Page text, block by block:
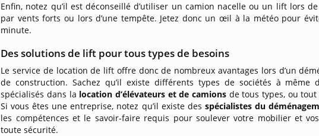
Enfin, notez qu’il est déconseillé d’utiliser un camion nacelle ou un lift lors
par vents forts ou lors d’une tempête. Jetez donc un œil à la météo pour
minute.
Des solutions de lift pour tous types de besoins
Le service de location de lift offre donc de nombreux avantages lors d’un
de construction. Sachez qu’il existe différents types de sociétés à même
spécialisés dans la location d’élévateurs et de camionsde tous types, ou
Si vous êtes une entreprise, notez qu’il existe des spécialistes du
les compétences et le savoir-faire requis pour soulever votre mobilier et
toute sécurité.